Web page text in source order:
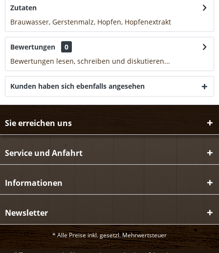
Zutaten
Brauwasser, Gerstenmalz, Hopfen, Hopfenextrakt
Bewertungen
0
Bewertungen lesen, schreiben und diskutieren...
Kunden haben sich ebenfalls angesehen
Sie erreichen uns
Service und Anfahrt
Informationen
Newsletter
* Alle Preise inkl. gesetzl. Mehrwertsteuer